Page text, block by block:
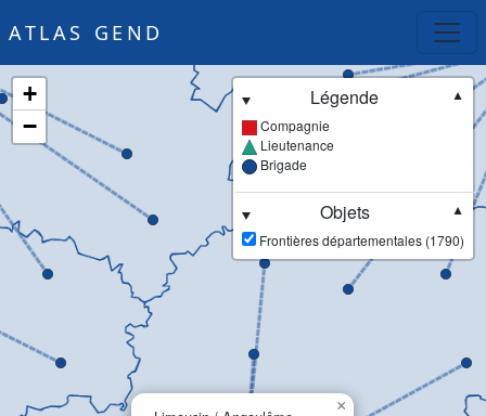
ATLAS GEND
×
+
−
Légende
▼
Compagnie
Lieutenance
Brigade
Objets
▼
Frontières départementales (1790)